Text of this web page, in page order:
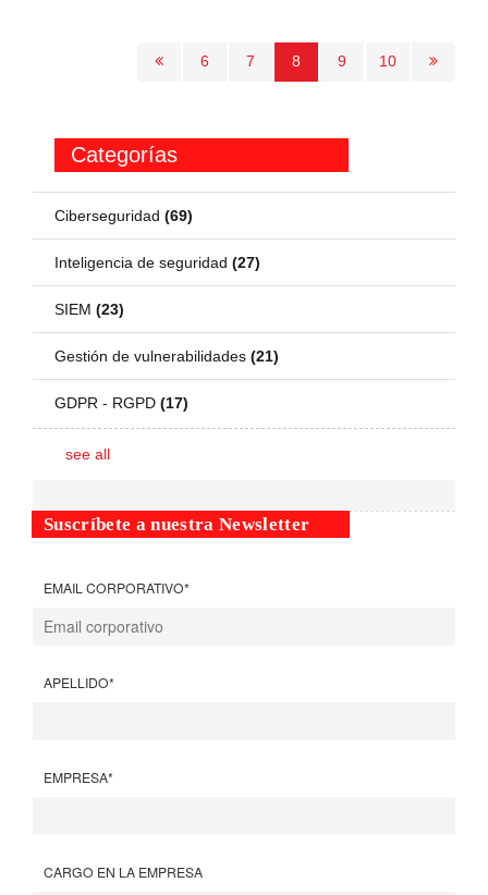
6 7 8 9 10
Categorías
Ciberseguridad (69)
Inteligencia de seguridad (27)
SIEM (23)
Gestión de vulnerabilidades (21)
GDPR - RGPD (17)
see all
Suscríbete a nuestra Newsletter
EMAIL CORPORATIVO*
APELLIDO*
EMPRESA*
CARGO EN LA EMPRESA